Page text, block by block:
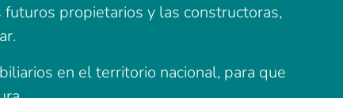
propietarios y las constructoras,
en el territorio nacional, para que